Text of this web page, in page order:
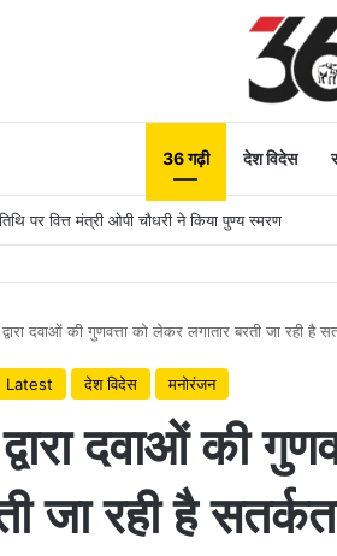
36 गढ़ी देश विदेस
पर वित्त मंत्री ओपी चौधरी ने किया पुण्य स्मरण
दवाओं की गुणवत्ता को लेकर लगातार बरती जा रही है
Latest देश विदेस मनोरंजन
दवाओं की
जा रही है